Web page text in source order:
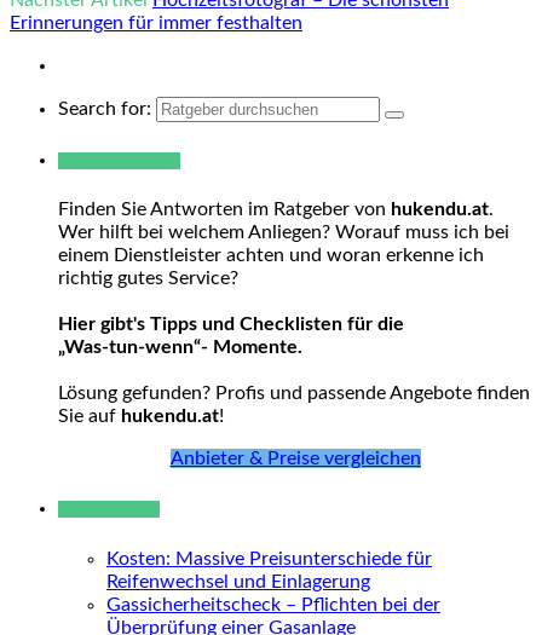
Erinnerungen für immer festhalten
Search for:
Finden Sie Antworten im Ratgeber von hukendu.at.
Wer hilft bei welchem Anliegen? Worauf muss ich bei
einem Dienstleister achten und woran erkenne ich
richtig gutes Service?
Hier gibt's Tipps und Checklisten für die
„Was-tun-wenn“- Momente.
Lösung gefunden? Profis und passende Angebote finden
Sie auf hukendu.at!
Anbieter & Preise vergleichen
Kosten: Massive Preisunterschiede für
Reifenwechsel und Einlagerung
Gassicherheitscheck – Pflichten bei der
Überprüfung einer Gasanlage